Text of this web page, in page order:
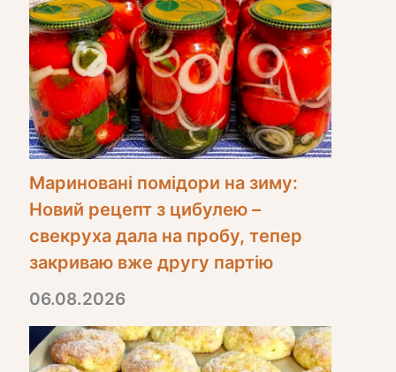
Мариновані помідори на зиму:
Новий рецепт з цибулею –
свекруха дала на пробу, тепер
закриваю вже другу партію
06.08.2026